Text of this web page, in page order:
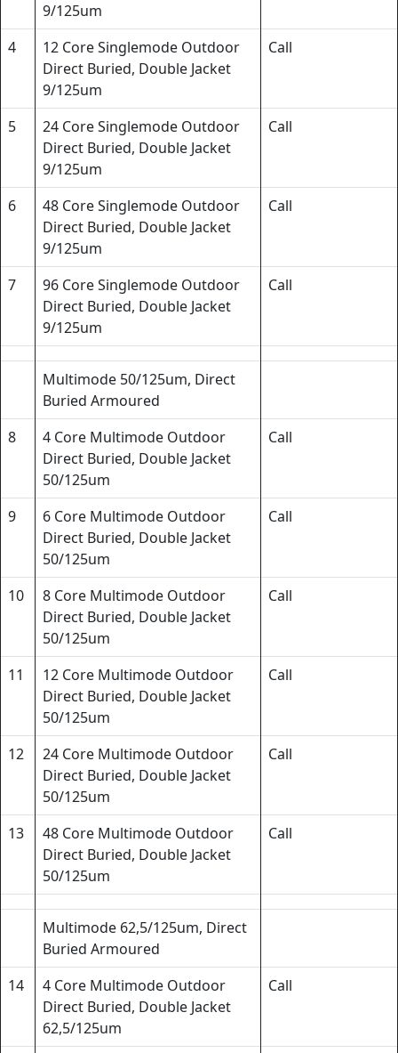
9/125um
4
12 Core Singlemode Outdoor
Direct Buried, Double Jacket
9/125um
Call
5
24 Core Singlemode Outdoor
Direct Buried, Double Jacket
9/125um
Call
6
48 Core Singlemode Outdoor
Direct Buried, Double Jacket
9/125um
Call
7
96 Core Singlemode Outdoor
Direct Buried, Double Jacket
9/125um
Call
Multimode 50/125um, Direct
Buried Armoured
8
4 Core Multimode Outdoor
Direct Buried, Double Jacket
50/125um
Call
9
6 Core Multimode Outdoor
Direct Buried, Double Jacket
50/125um
Call
10
8 Core Multimode Outdoor
Direct Buried, Double Jacket
50/125um
Call
11
12 Core Multimode Outdoor
Direct Buried, Double Jacket
50/125um
Call
12
24 Core Multimode Outdoor
Direct Buried, Double Jacket
50/125um
Call
13
48 Core Multimode Outdoor
Direct Buried, Double Jacket
50/125um
Call
Multimode 62,5/125um, Direct
Buried Armoured
14
4 Core Multimode Outdoor
Direct Buried, Double Jacket
62,5/125um
Call